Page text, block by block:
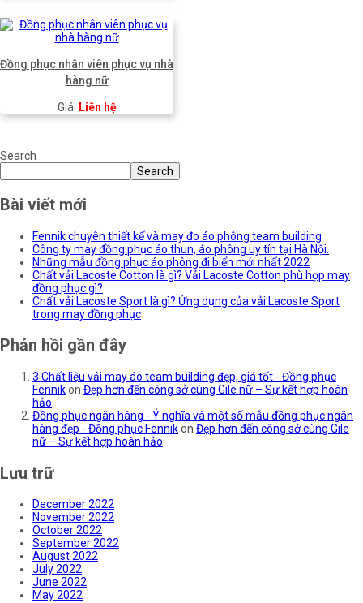
Đồng phục nhân viên phục vụ nhà
hàng nữ
Giá: Liên hệ
Search
Search
Bài viết mới
Fennik chuyên thiết kế và may đo áo phông team building
Công ty may đồng phục áo thun, áo phông uy tín tại Hà Nội.
Những mẫu đồng phục áo phông đi biển mới nhất 2022
Chất vải Lacoste Cotton là gì? Vải Lacoste Cotton phù hợp may
đồng phục gì?
Chất vải Lacoste Sport là gì? Ứng dụng của vải Lacoste Sport
trong may đồng phục
Phản hồi gần đây
3 Chất liệu vải may áo team building đẹp, giá tốt - Đồng phục
Fennikon Đẹp hơn đến công sở cùng Gile nữ – Sự kết hợp hoàn
hảo
Đồng phục ngân hàng - Ý nghĩa và một số mẫu đồng phục ngân
hàng đẹp - Đồng phục Fennikon Đẹp hơn đến công sở cùng Gile
nữ – Sự kết hợp hoàn hảo
Lưu trữ
December 2022
November 2022
October 2022
September 2022
August 2022
July 2022
June 2022
May 2022